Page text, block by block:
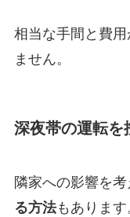
相当な手間と費
ません。
深夜帯の運転を
隣家への影響を考
る方法もあります